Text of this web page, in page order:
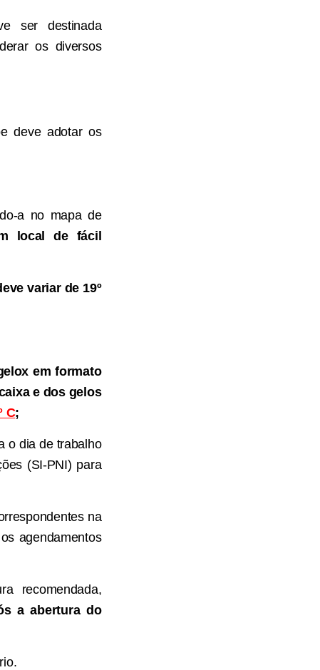
ser destinada
os diversos
deve adotar os
a no mapa de
local de fácil
variar de 19º
em formato
e dos gelos
C;
o dia de trabalho
(SI-PNI) para
na
agendamentos
recomendada,
a abertura do